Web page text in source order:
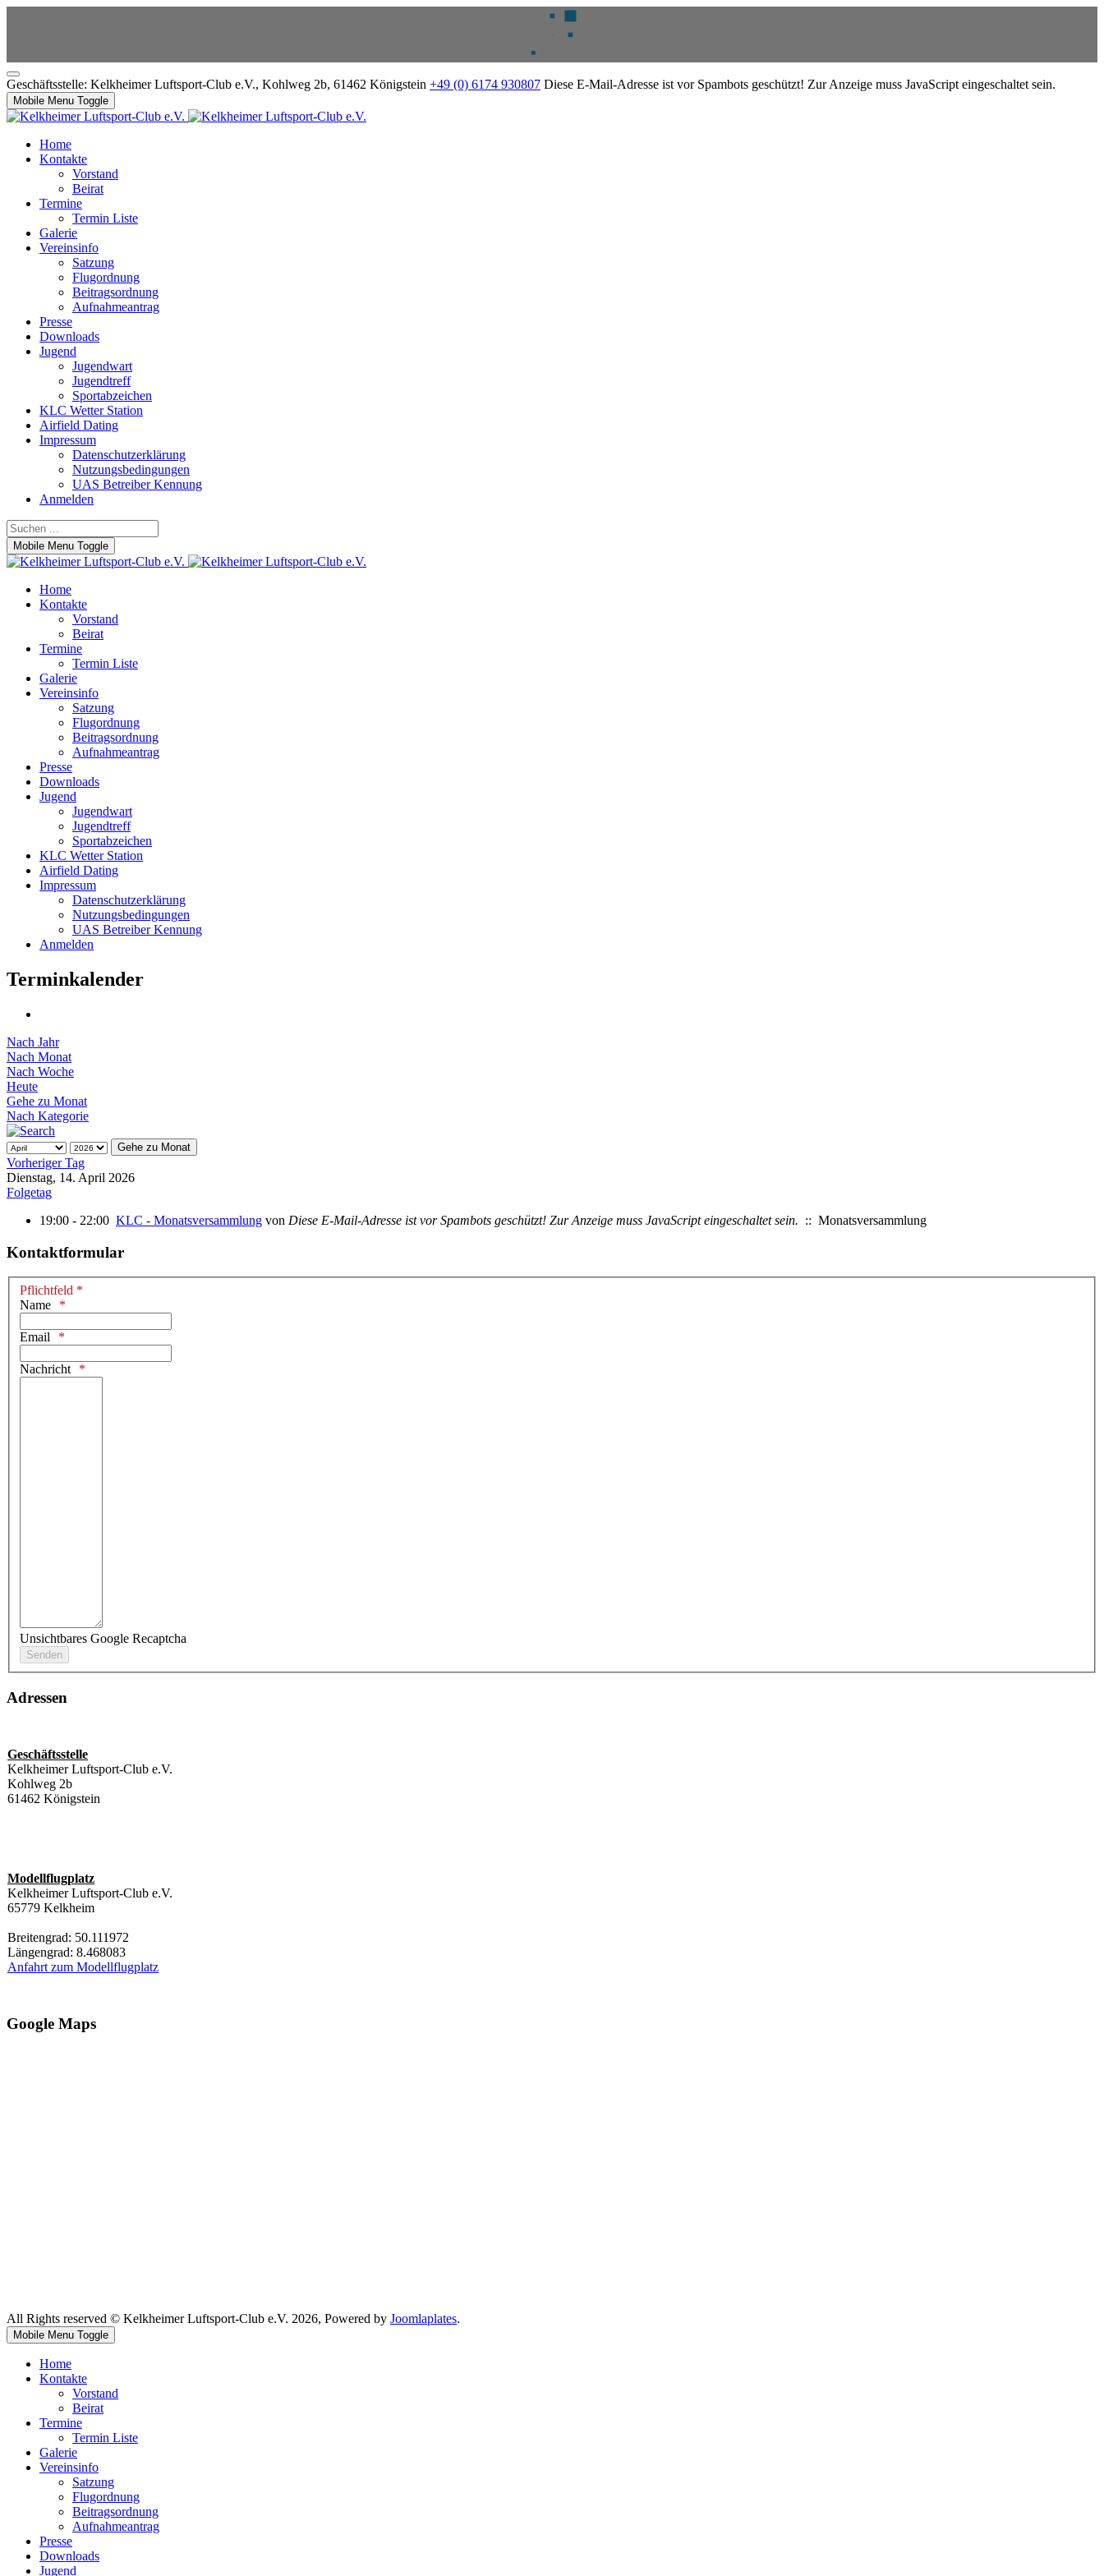
Geschäftsstelle: Kelkheimer Luftsport-Club e.V., Kohlweg 2b, 61462 Königstein +49 (0) 6174 930807 Diese E-Mail-Adresse ist vor Spambots geschützt! Zur Anzeige muss JavaScript eingeschaltet sein.
Mobile Menu Toggle
Home
Kontakte
Vorstand
Beirat
Termine
Termin Liste
Galerie
Vereinsinfo
Satzung
Flugordnung
Beitragsordnung
Aufnahmeantrag
Presse
Downloads
Jugend
Jugendwart
Jugendtreff
Sportabzeichen
KLC Wetter Station
Airfield Dating
Impressum
Datenschutzerklärung
Nutzungsbedingungen
UAS Betreiber Kennung
Anmelden
Mobile Menu Toggle
Home
Kontakte
Vorstand
Beirat
Termine
Termin Liste
Galerie
Vereinsinfo
Satzung
Flugordnung
Beitragsordnung
Aufnahmeantrag
Presse
Downloads
Jugend
Jugendwart
Jugendtreff
Sportabzeichen
KLC Wetter Station
Airfield Dating
Impressum
Datenschutzerklärung
Nutzungsbedingungen
UAS Betreiber Kennung
Anmelden
Terminkalender
Nach Jahr
Nach Monat
Nach Woche
Heute
Gehe zu Monat
Nach Kategorie
Gehe zu Monat
Vorheriger Tag
Dienstag, 14. April 2026
Folgetag
19:00 - 22:00 KLC - Monatsversammlung von Diese E-Mail-Adresse ist vor Spambots geschützt! Zur Anzeige muss JavaScript eingeschaltet sein. :: Monatsversammlung
Kontaktformular
Pflichtfeld *
Name
Email
Nachricht
Unsichtbares Google Recaptcha
Adressen
Geschäftsstelle
Kelkheimer Luftsport-Club e.V.
Kohlweg 2b
61462 Königstein
Modellflugplatz
Kelkheimer Luftsport-Club e.V.
65779 Kelkheim
Breitengrad: 50.111972
Längengrad: 8.468083
Anfahrt zum Modellflugplatz
Google Maps
All Rights reserved © Kelkheimer Luftsport-Club e.V. 2026, Powered by Joomlaplates.
Mobile Menu Toggle
Home
Kontakte
Vorstand
Beirat
Termine
Termin Liste
Galerie
Vereinsinfo
Satzung
Flugordnung
Beitragsordnung
Aufnahmeantrag
Presse
Downloads
Jugend